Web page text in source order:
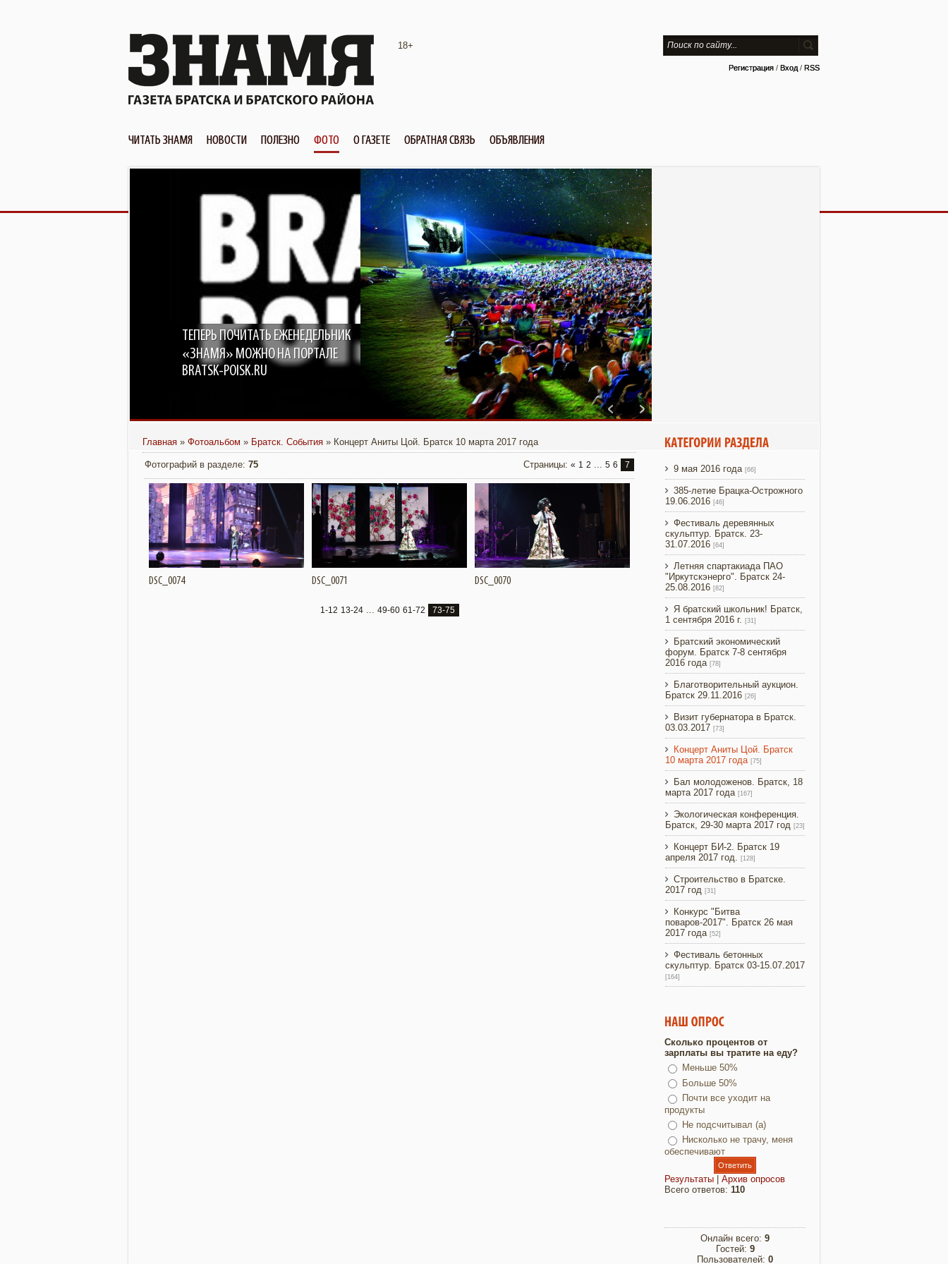
18+
Регистрация / Вход / RSS
ЧИТАТЬ ЗНАМЯ НОВОСТИ ПОЛЕЗНО ФОТО О ГАЗЕТЕ ОБРАТНАЯ СВЯЗЬ ОБЪЯВЛЕНИЯ
ТЕПЕРЬ ПОЧИТАТЬ ЕЖЕНЕДЕЛЬНИК
«ЗНАМЯ» МОЖНО НА ПОРТАЛЕ
BRATSK-POISK.RU
В БРАТСКЕ ПОЯВИТСЯ КИНОТЕАТР
ПОД ОТКРЫТЫМ НЕБОМ ОТ TELE2
Главная » Фотоальбом » Братск. События » Концерт Аниты Цой. Братск 10 марта 2017 года
Фотографий в разделе: 75 Страницы: « 1 2 ... 5 6 7
Подробнее Увеличить
DSC_0074
Подробнее Увеличить
DSC_0071
Подробнее Увеличить
DSC_0070
1-12 13-24 ... 49-60 61-72 73-75
9 мая 2016 года [66]
385-летие Брацка-Острожного
19.06.2016 [46]
Фестиваль деревянных
скульптур. Братск. 23-
31.07.2016 [64]
Летняя спартакиада ПАО
"Иркутскэнерго". Братск 24-
25.08.2016 [82]
Я братский школьник! Братск,
1 сентября 2016 г. [31]
Братский экономический
форум. Братск 7-8 сентября
2016 года [78]
Благотворительный аукцион.
Братск 29.11.2016 [26]
Визит губернатора в Братск.
03.03.2017 [73]
Концерт Аниты Цой. Братск
10 марта 2017 года [75]
Бал молодоженов. Братск, 18
марта 2017 года [167]
Экологическая конференция.
Братск, 29-30 марта 2017 год [23]
Концерт БИ-2. Братск 19
апреля 2017 год. [128]
Строительство в Братске.
2017 год [31]
Конкурс "Битва
поваров-2017". Братск 26 мая
2017 года [52]
Фестиваль бетонных
скульптур. Братск 03-15.07.2017
[164]
Сколько процентов от
зарплаты вы тратите на еду?
Меньше 50%
Больше 50%
Почти все уходит на
продукты
Не подсчитывал (а)
Нисколько не трачу, меня
обеспечивают
Результаты
Архив опросов
Всего ответов: 110
Онлайн всего: 9
Гостей: 9
Пользователей: 0